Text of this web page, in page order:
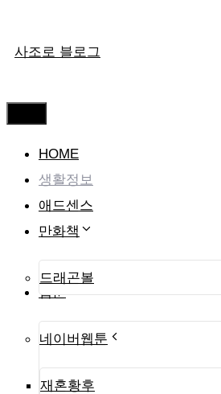
텐
사조로 블로그
HOME
생활정보
애드센스
만화책
드래곤볼
웹툰
네이버웹툰
재혼황후